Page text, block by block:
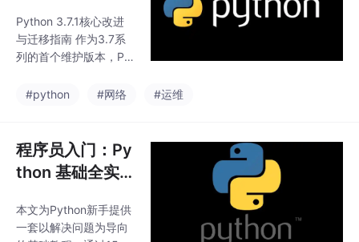
使用方法；4）代码质
量检查工具（pycodest
yle/mypy）。文章提供
持根据项目需求调整环
迁移指南
Python 3.7.1核心改进
与迁移指南 作为3.7系
列的首个维护版本，Pyt
关键Bug，重点优化了
消逻辑）、数据类（dat
aclasses修复默认值共
享问题）及安全性（ha
复）。本文详解其环境
搭建方案（Linux/mac
#python #网络 #运维
程序员入门：Py
thon 基础全实
行代码示例）
本文为Python新手提供
一套以解决问题为导向